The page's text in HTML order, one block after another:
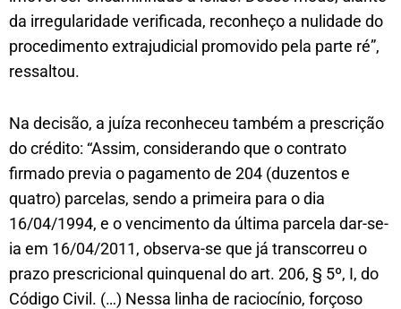
da irregularidade verificada, reconheço a nulidade do
procedimento extrajudicial promovido pela parte ré”,
ressaltou.
Na decisão, a juíza reconheceu também a prescrição
do crédito: “Assim, considerando que o contrato
firmado previa o pagamento de 204 (duzentos e
quatro) parcelas, sendo a primeira para o dia
16/04/1994, e o vencimento da última parcela dar-se-
ia em 16/04/2011, observa-se que já transcorreu o
prazo prescricional quinquenal do art. 206, § 5º, I, do
Código Civil. (…) Nessa linha de raciocínio, forçoso